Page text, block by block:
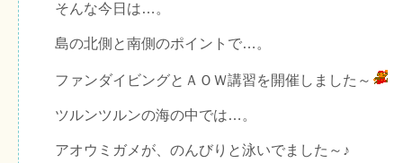
そんな今日は…。
島の北側と南側のポイントで…。
ファンダイビングとＡＯＷ講習を開催しました～
ツルンツルンの海の中では…。
アオウミガメが、のんびりと泳いでました～♪